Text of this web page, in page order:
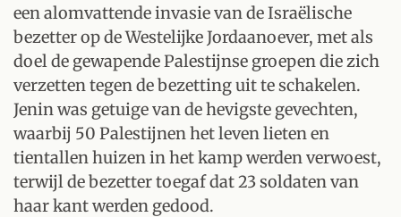
een alomvattende invasie van de Israëlische
bezetter op de Westelijke Jordaanoever, met als
doel de gewapende Palestijnse groepen die zich
verzetten tegen de bezetting uit te schakelen.
Jenin was getuige van de hevigste gevechten,
waarbij 50 Palestijnen het leven lieten en
tientallen huizen in het kamp werden verwoest,
terwijl de bezetter toegaf dat 23 soldaten van
haar kant werden gedood.